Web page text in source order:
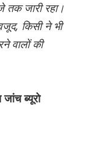
तक जारी रहा।
किसी ने भी
वालों की
ब्यूरो